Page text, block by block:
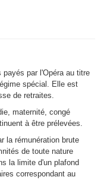
par l'Opéra au titre
spécial. Elle est
de retraites.
maternité, congé
à être prélevées.
la rémunération brute
de toute nature
la limite d'un plafond
correspondant au